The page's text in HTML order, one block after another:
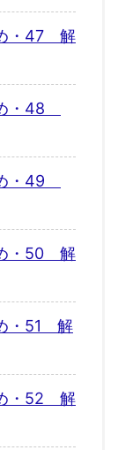
・47 解
・48
・49
・50 解
・51 解
・52 解